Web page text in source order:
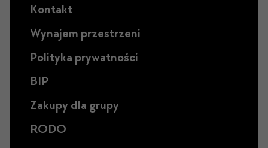
Kontakt
Wynajem przestrzeni
Polityka prywatności
BIP
Zakupy dla grupy
RODO